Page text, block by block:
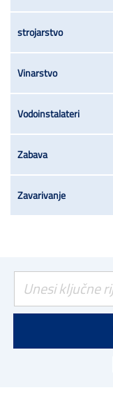
strojarstvo
Vinarstvo
Vodoinstalateri
Zabava
Zavarivanje